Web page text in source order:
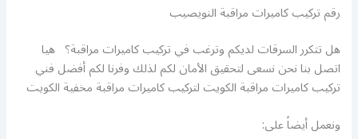
رقم تركيب كاميرات مراقبة النويصيب
هل تتكرر السرقات لديكم وترغب في تركيب كاميرات مراقبة؟ هيا
اتصل بنا نحن نسعى لتحقيق الأمان لكم لذلك وفرنا لكم أفضل فني
تركيب كاميرات مراقبة الكويت لتركيب كاميرات مراقبة مخفية الكويت
ونعمل أيضاً على: